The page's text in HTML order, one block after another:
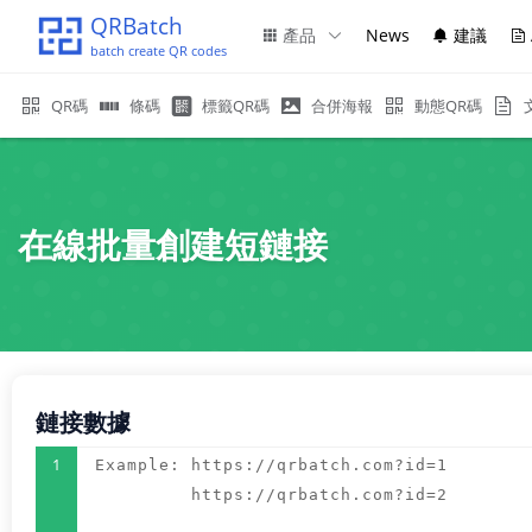
QRBatch
batch create QR codes
產品 News 建議
QR碼 條碼 標籤QR碼 合併海報 動態QR碼
在線批量創建短鏈接
鏈接數據
1